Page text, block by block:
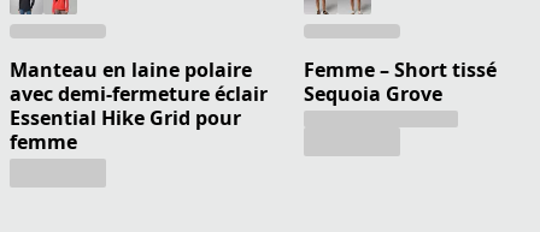
Manteau en laine polaire
avec demi-fermeture éclair
Essential Hike Grid pour
femme
Femme – Short tissé
Sequoia Grove